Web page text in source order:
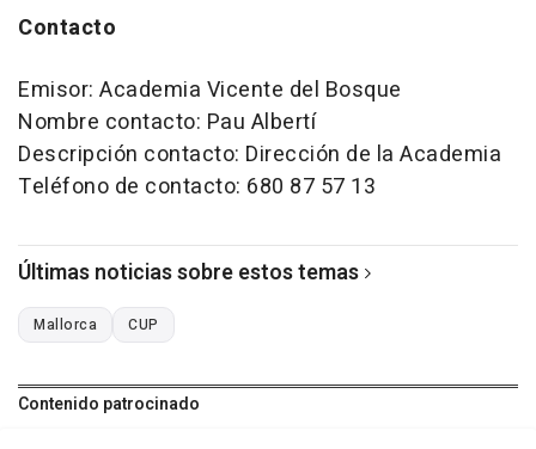
Contacto
Emisor: Academia Vicente del Bosque
Nombre contacto: Pau Albertí
Descripción contacto: Dirección de la Academia
Teléfono de contacto: 680 87 57 13
Últimas noticias sobre estos temas
Mallorca CUP
Contenido patrocinado